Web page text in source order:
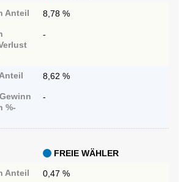
Anteil 8,78 %
-
Anteil 8,62 %
Gewinn
%-
-
FREIE WÄHLER
Anteil 0,47 %